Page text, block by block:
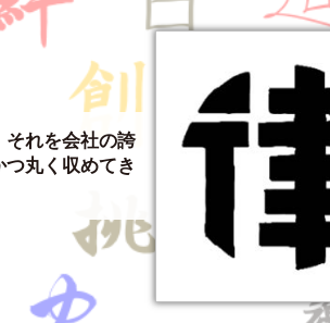
れを会社の誇
丸く収めてき